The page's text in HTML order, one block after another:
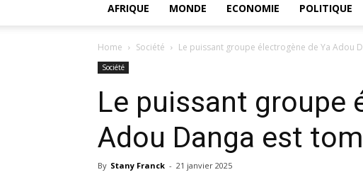
AFRIQUE MONDE ECONOMIE POLITIQUE
Home Société Le puissant groupe électrogène de Ya Adou
Société
Le puissant groupe
Adou Danga est
By Stany Franck - 21 janvier 2025